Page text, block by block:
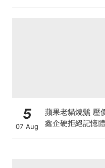
5
07 Aug
蘋果老貓燒鬚 壓
鑫企硬拒絕記憶